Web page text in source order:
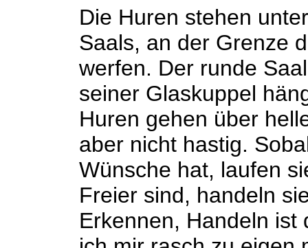
Die Huren stehen
Saals, an der Grenze
werfen. Der runde
seiner Glaskuppel
Huren gehen über
aber nicht hastig.
Wünsche hat, laufen
Freier sind, handeln
Erkennen, Handeln ist